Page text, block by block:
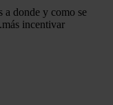
a donde y como se
incentivar